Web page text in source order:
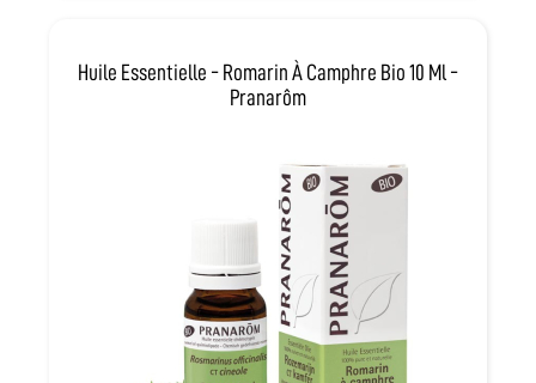
Huile Essentielle - Romarin À Camphre Bio 10 Ml -
Pranarôm